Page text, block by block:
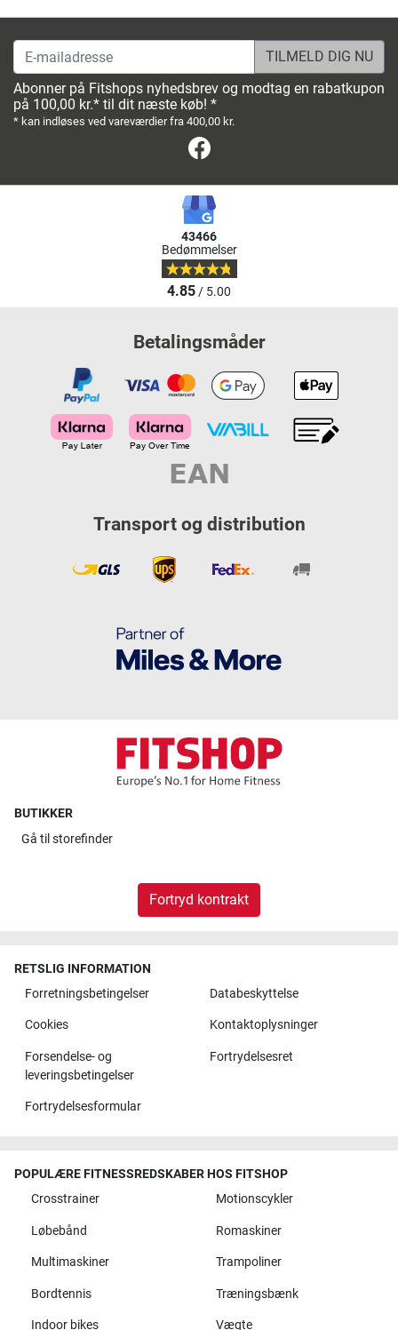
E-mailadresse
Abonner på Fitshops nyhedsbrev og modtag en rabatkupon
på 100,00 kr.* til dit næste køb! *
* kan indløses ved vareværdier fra 400,00 kr.
43466
Bedømmelser
4.85/ 5.00
Betalingsmåder
Transport og distribution
BUTIKKER
Gå til storefinder
Fortryd kontrakt
RETSLIG INFORMATION
Forretningsbetingelser
Databeskyttelse
Cookies Kontaktoplysninger
Forsendelse- og
leveringsbetingelser
Fortrydelsesret
Fortrydelsesformular
POPULÆRE FITNESSREDSKABER HOS FITSHOP
Crosstrainer
Motionscykler
Løbebånd Romaskiner
Multimaskiner Trampoliner
Bordtennis Træningsbænk
Indoor bikes Vægte